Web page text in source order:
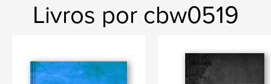
Livros por cbw0519